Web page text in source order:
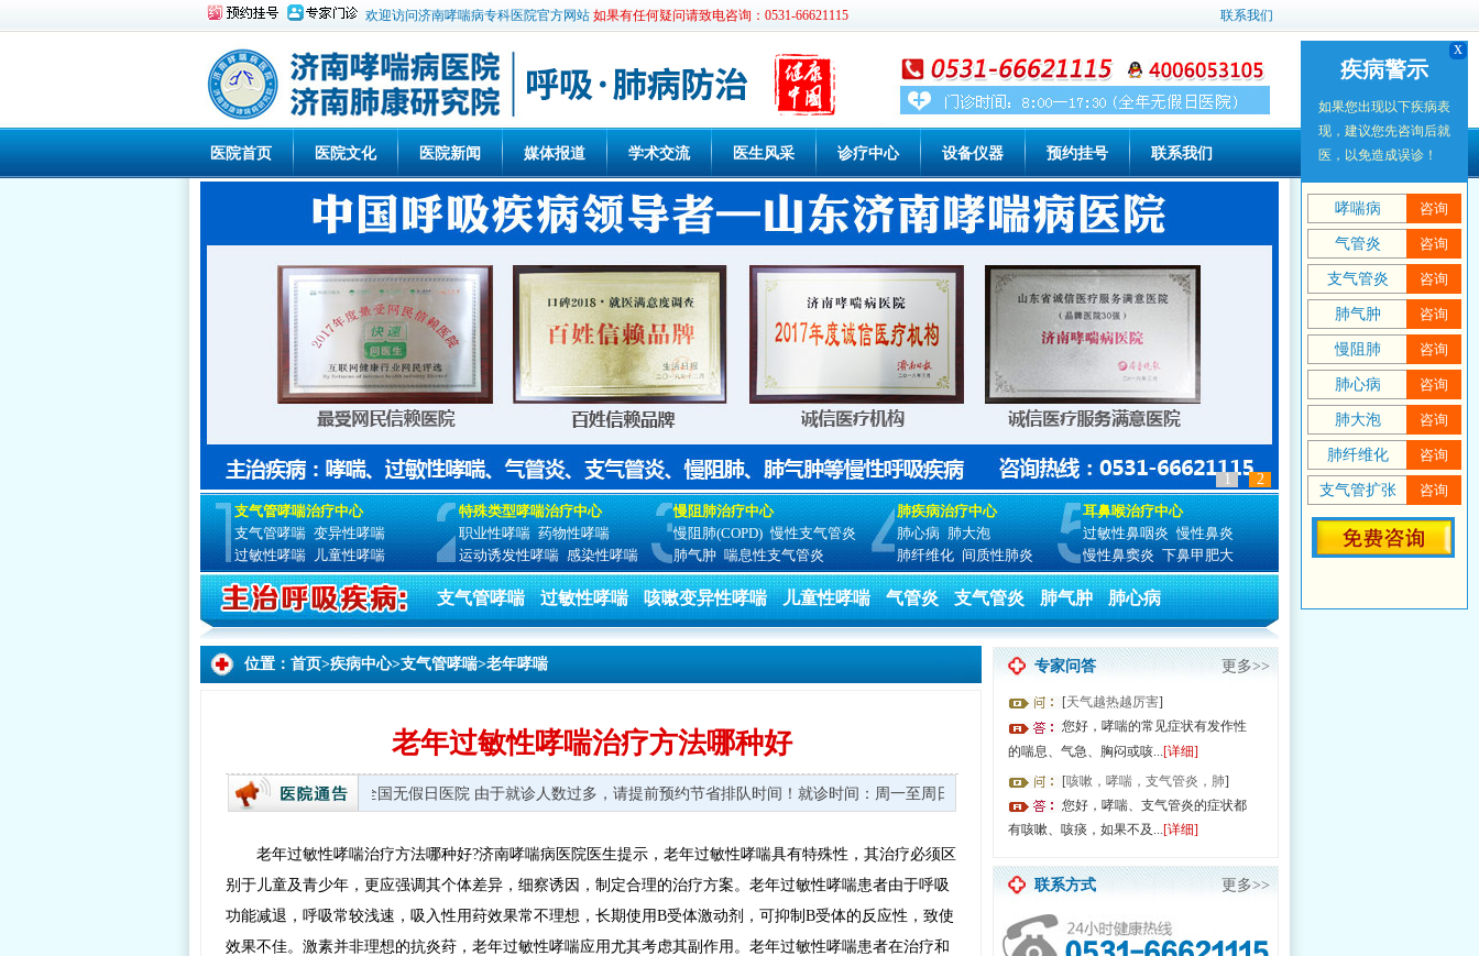
欢迎访问济南哮喘病专科医院官方网站 如果有任何疑问请致电咨询：0531-66621115 联系我们
医院首页 医院文化 医院新闻 媒体报道 学术交流 医生风采 诊疗中心 设备仪器 预约挂号 联系我们
1
2
支气管哮喘治疗中心
支气管哮喘 变异性哮喘
过敏性哮喘 儿童性哮喘
特殊类型哮喘治疗中心
职业性哮喘 药物性哮喘
运动诱发性哮喘 感染性哮喘
慢阻肺治疗中心
慢阻肺(COPD) 慢性支气管炎
肺气肿 喘息性支气管炎
肺疾病治疗中心
肺心病 肺大泡
肺纤维化 间质性肺炎
耳鼻喉治疗中心
过敏性鼻咽炎 慢性鼻炎
慢性鼻窦炎 下鼻甲肥大
支气管哮喘 过敏性哮喘 咳嗽变异性哮喘 儿童性哮喘 气管炎 支气管炎 肺气肿 肺心病
位置： 首页>疾病中心>支气管哮喘>老年哮喘
老年过敏性哮喘治疗方法哪种好
就诊时间：周一至周日 8:00—17:30 全国无假日医院 由于就诊人数过多，请提前预约节省排队时间！就诊时间：周一至周日 8:00—17:30 全国无假日医院 由于就诊人数过多，请提前预约节省排队时间！
老年过敏性哮喘治疗方法哪种好?济南哮喘病医院医生提示，老年过敏性哮喘具有特殊性，其治疗必须区
别于儿童及青少年，更应强调其个体差异，细察诱因，制定合理的治疗方案。老年过敏性哮喘患者由于呼吸
功能减退，呼吸常较浅速，吸入性用荮效果常不理想，长期使用B受体激动剂，可抑制B受体的反应性，致使
效果不佳。激素并非理想的抗炎荮，老年过敏性哮喘应用尤其考虑其副作用。老年过敏性哮喘患者在治疗和
专家问答 更多>>
[天气越热越厉害]
您好，哮喘的常见症状有发作性
的喘息、气急、胸闷或咳... [详细]
[咳嗽，哮喘，支气管炎，肺]
您好，哮喘、支气管炎的症状都
有咳嗽、咳痰，如果不及...[详细]
联系方式 更多>>
疾病警示
如果您出现以下疾病表
现，建议您先咨询后就
医，以免造成误诊！
哮喘病 咨询
气管炎 咨询
支气管炎 咨询
肺气肿 咨询
慢阻肺 咨询
肺心病 咨询
肺大泡 咨询
肺纤维化 咨询
支气管扩张 咨询
x
疾病警示
如果您出现以下疾病表
现，建议您先咨询后就
医，以免造成误诊！
哮喘病 咨询
气管炎 咨询
支气管炎 咨询
肺气肿 咨询
慢阻肺 咨询
肺心病 咨询
肺大泡 咨询
肺纤维化 咨询
支气管扩张 咨询
x